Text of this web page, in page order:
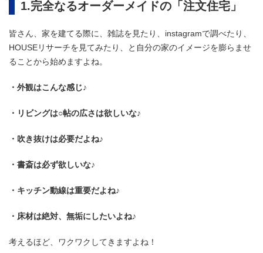
1.完全なるオーダーメイドの「注文住宅」
皆さん、家を建てる際に、雑誌を見たり、instagramで調べたり、
HOUSEリサーチを見てみたり、と自分の家のイメージを膨らませ
ることから始めますよね。
・外観はこんな感じ♪
・リビングは○帖の広さは欲しいな♪
・吹き抜けは必要だよね♪
・書斎は必ず欲しいな♪
・キッチン動線は重要だよね♪
・床材は絶対、無垢にしたいよね♪
考えるほど、ワクワクしてきますよね！